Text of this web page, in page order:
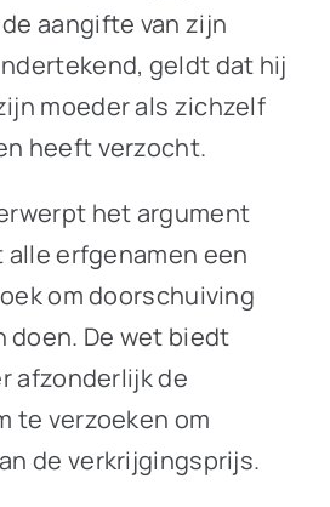
aangifte van zijn
geldt dat hij
moeder als zichzelf
heeft verzocht.
het argument
alle erfgenamen een
om doorschuiving
doen. De wet biedt
afzonderlijk de
te verzoeken om
de verkrijgingsprijs.